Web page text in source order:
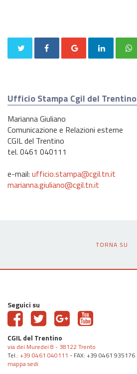
Ufficio Stampa Cgil del Trentino
Marianna Giuliano
Comunicazione e Relazioni esterne
CGIL del Trentino
tel. 0461 040111
e-mail: ufficio.stampa@cgil.tn.it
marianna.giuliano@cgil.tn.it
TORNA SU
Seguici su
CGIL del Trentino
via dei Muredei 8 - 38122 Trento
Tel.: +39 0461 040111 - FAX: +39 0461 935176
mappa sedi